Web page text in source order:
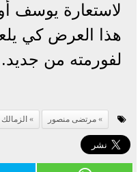
لاستعارة يوسف
هذا العرض كي
لفورمته من جديد.
مرتضى منصور الزمالك